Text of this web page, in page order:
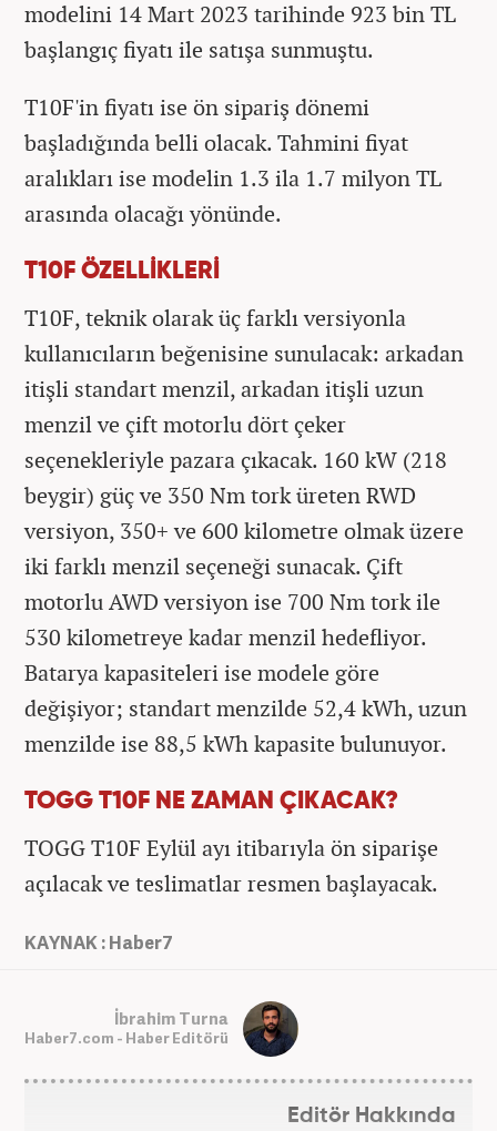
modelini 14 Mart 2023 tarihinde 923 bin TL
başlangıç fiyatı ile satışa sunmuştu.
T10F'in fiyatı ise ön sipariş dönemi
başladığında belli olacak. Tahmini fiyat
aralıkları ise modelin 1.3 ila 1.7 milyon TL
arasında olacağı yönünde.
T10F ÖZELLİKLERİ
T10F, teknik olarak üç farklı versiyonla
kullanıcıların beğenisine sunulacak: arkadan
itişli standart menzil, arkadan itişli uzun
menzil ve çift motorlu dört çeker
seçenekleriyle pazara çıkacak. 160 kW (218
beygir) güç ve 350 Nm tork üreten RWD
versiyon, 350+ ve 600 kilometre olmak üzere
iki farklı menzil seçeneği sunacak. Çift
motorlu AWD versiyon ise 700 Nm tork ile
530 kilometreye kadar menzil hedefliyor.
Batarya kapasiteleri ise modele göre
değişiyor; standart menzilde 52,4 kWh, uzun
menzilde ise 88,5 kWh kapasite bulunuyor.
TOGG T10F NE ZAMAN ÇIKACAK?
TOGG T10F Eylül ayı itibarıyla ön siparişe
açılacak ve teslimatlar resmen başlayacak.
KAYNAK : Haber7
İbrahim Turna
Haber7.com - Haber Editörü
Editör Hakkında